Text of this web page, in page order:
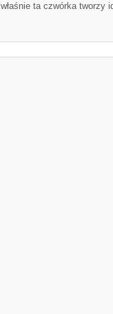
ta czwórka tworzy